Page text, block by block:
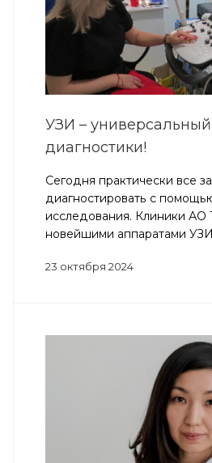
УЗИ –
диагностики!
Сегодня практически все
диагностировать с
исследования. Клиники АО
новейшими аппаратами
23 октября 2024